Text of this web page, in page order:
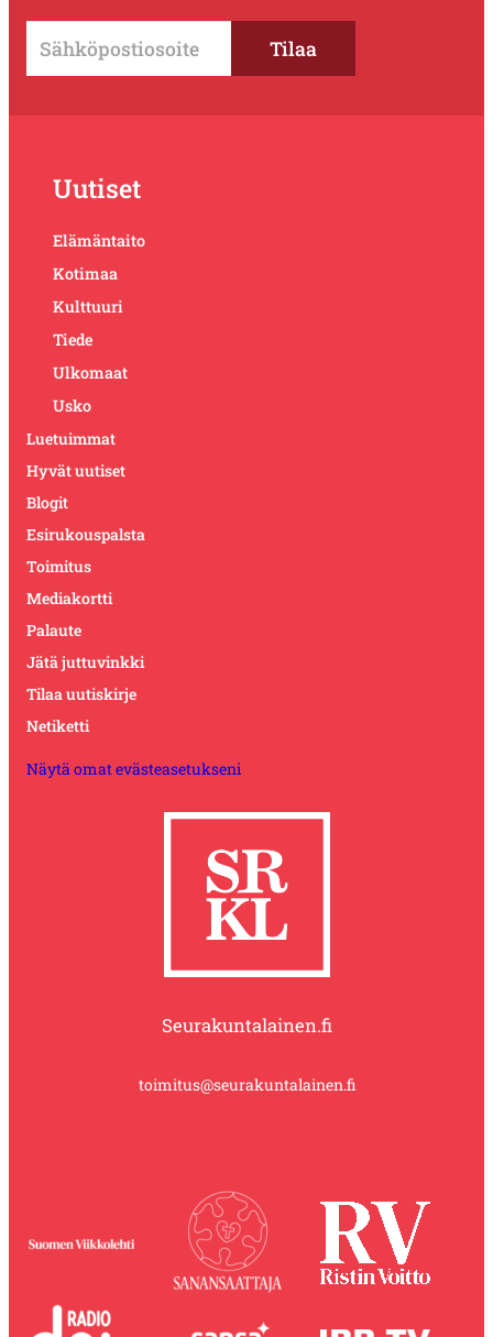
Uutiset
Elämäntaito
Kotimaa
Kulttuuri
Tiede
Ulkomaat
Usko
Luetuimmat
Hyvät uutiset
Blogit
Esirukouspalsta
Toimitus
Mediakortti
Palaute
Jätä juttuvinkki
Tilaa uutiskirje
Netiketti
Näytä omat evästeasetukseni
Seurakuntalainen.fi
toimitus@seurakuntalainen.fi